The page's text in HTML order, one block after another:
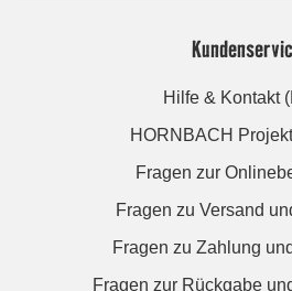
Hilfe & Kontakt
HORNBACH
Fragen zur
Fragen zu Versand
Fragen zu Zahlung
Fragen zur Rückgabe